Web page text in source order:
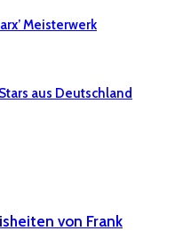
Meisterwerk
aus Deutschland
von Frank